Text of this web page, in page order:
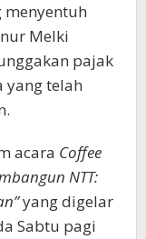
menyentuh
Melki
pajak
yang telah
acara Coffee
NTT:
yang digelar
Sabtu pagi